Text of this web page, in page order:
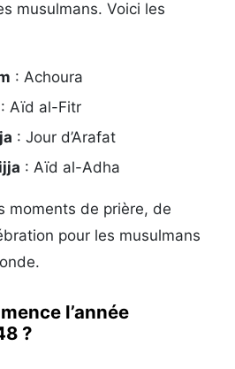
musulmans. Voici les
: Achoura
: Aïd al-Fitr
: Jour d’Arafat
: Aïd al-Adha
moments de prière, de
pour les musulmans
l’année
?